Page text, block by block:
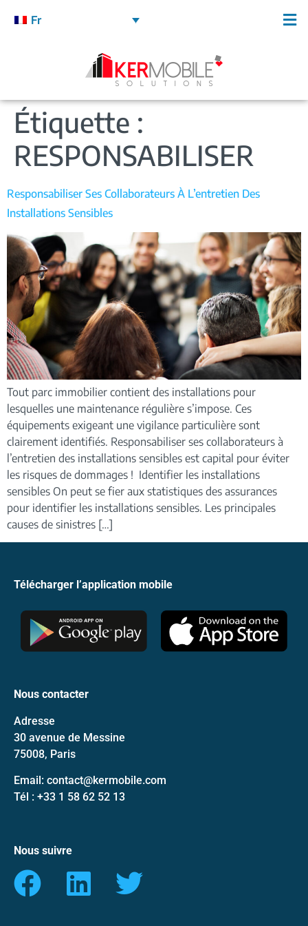
Fr
Étiquette :
RESPONSABILISER
Responsabiliser Ses Collaborateurs À L’entretien Des
Installations Sensibles
Tout parc immobilier contient des installations pour
lesquelles une maintenance régulière s’impose. Ces
équipements exigeant une vigilance particulière sont
clairement identifiés. Responsabiliser ses collaborateurs à
l’entretien des installations sensibles est capital pour éviter
les risques de dommages ! Identifier les installations
sensibles On peut se fier aux statistiques des assurances
pour identifier les installations sensibles. Les principales
causes de sinistres […]
Télécharger l’application mobile
Nous contacter
Adresse
30 avenue de Messine
75008, Paris
Email: contact@kermobile.com
Tél : +33 1 58 62 52 13
Nous suivre